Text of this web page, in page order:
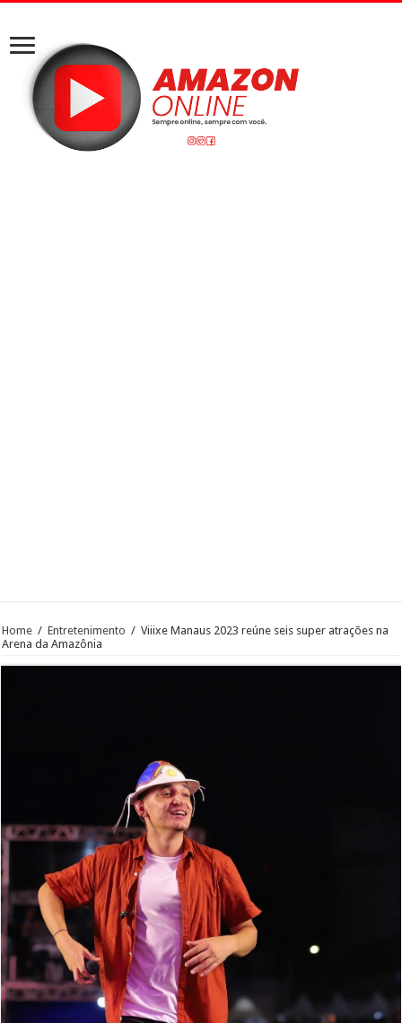
Home / Entretenimento / Viiixe Manaus 2023 reúne seis super atrações na
Arena da Amazônia